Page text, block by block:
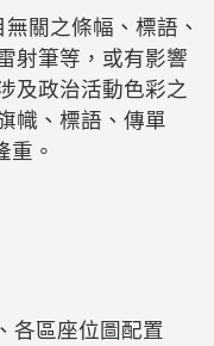
關之條幅、標語、
射筆等，或有影響
及政治活動色彩之
幟、標語、傳單
重。
各區座位圖配置